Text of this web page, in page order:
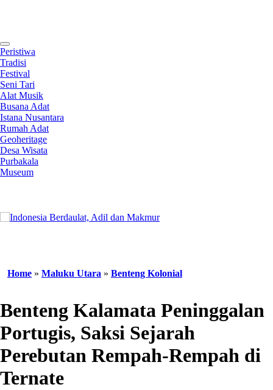
Peristiwa
Tradisi
Festival
Seni Tari
Alat Musik
Busana Adat
Istana Nusantara
Rumah Adat
Geoheritage
Desa Wisata
Purbakala
Museum
Home » Maluku Utara » Benteng Kolonial
Benteng Kalamata Peninggalan
Portugis, Saksi Sejarah
Perebutan Rempah-Rempah di
Ternate